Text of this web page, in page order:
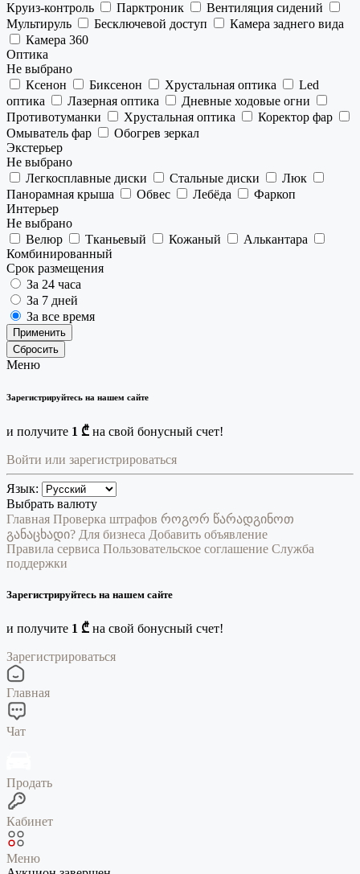
Круиз-контроль
Парктроник
Вентиляция сидений
Мультируль
Бесключевой доступ
Камера заднего вида
Камера 360
Оптика
Не выбрано
Ксенон
Биксенон Хрустальная оптика
Led
оптика
Лазерная оптика
Дневные ходовые огни
Противотуманки
Хрустальная оптика
Коректор фар
Омыватель фар
Обогрев зеркал
Экстерьер
Не выбрано
Легкосплавные диски
Стальные диски
Люк
Панорамная крыша
Обвес Лебёда
Фаркоп
Интерьер
Не выбрано
Велюр
Тканьевый Кожаный
Алькантара
Комбинированный
Срок размещения
За 24 часа
За 7 дней
За все время
Применить
Сбросить
Меню
Зарегистрируйтесь на нашем сайте
и получите 1 ₾ на свой бонусный счет!
Войти или зарегистрироваться
Язык:
Выбрать валюту
Главная Проверка штрафов როგორ წარადგინოთ
განაცხადი? Для бизнеса Добавить объявление
Правила сервиса Пользовательское соглашение Служба
поддержки
Зарегистрируйтесь на нашем сайте
и получите 1 ₾ на свой бонусный счет!
Зарегистрироваться
Главная
Чат
Продать
Кабинет
Меню